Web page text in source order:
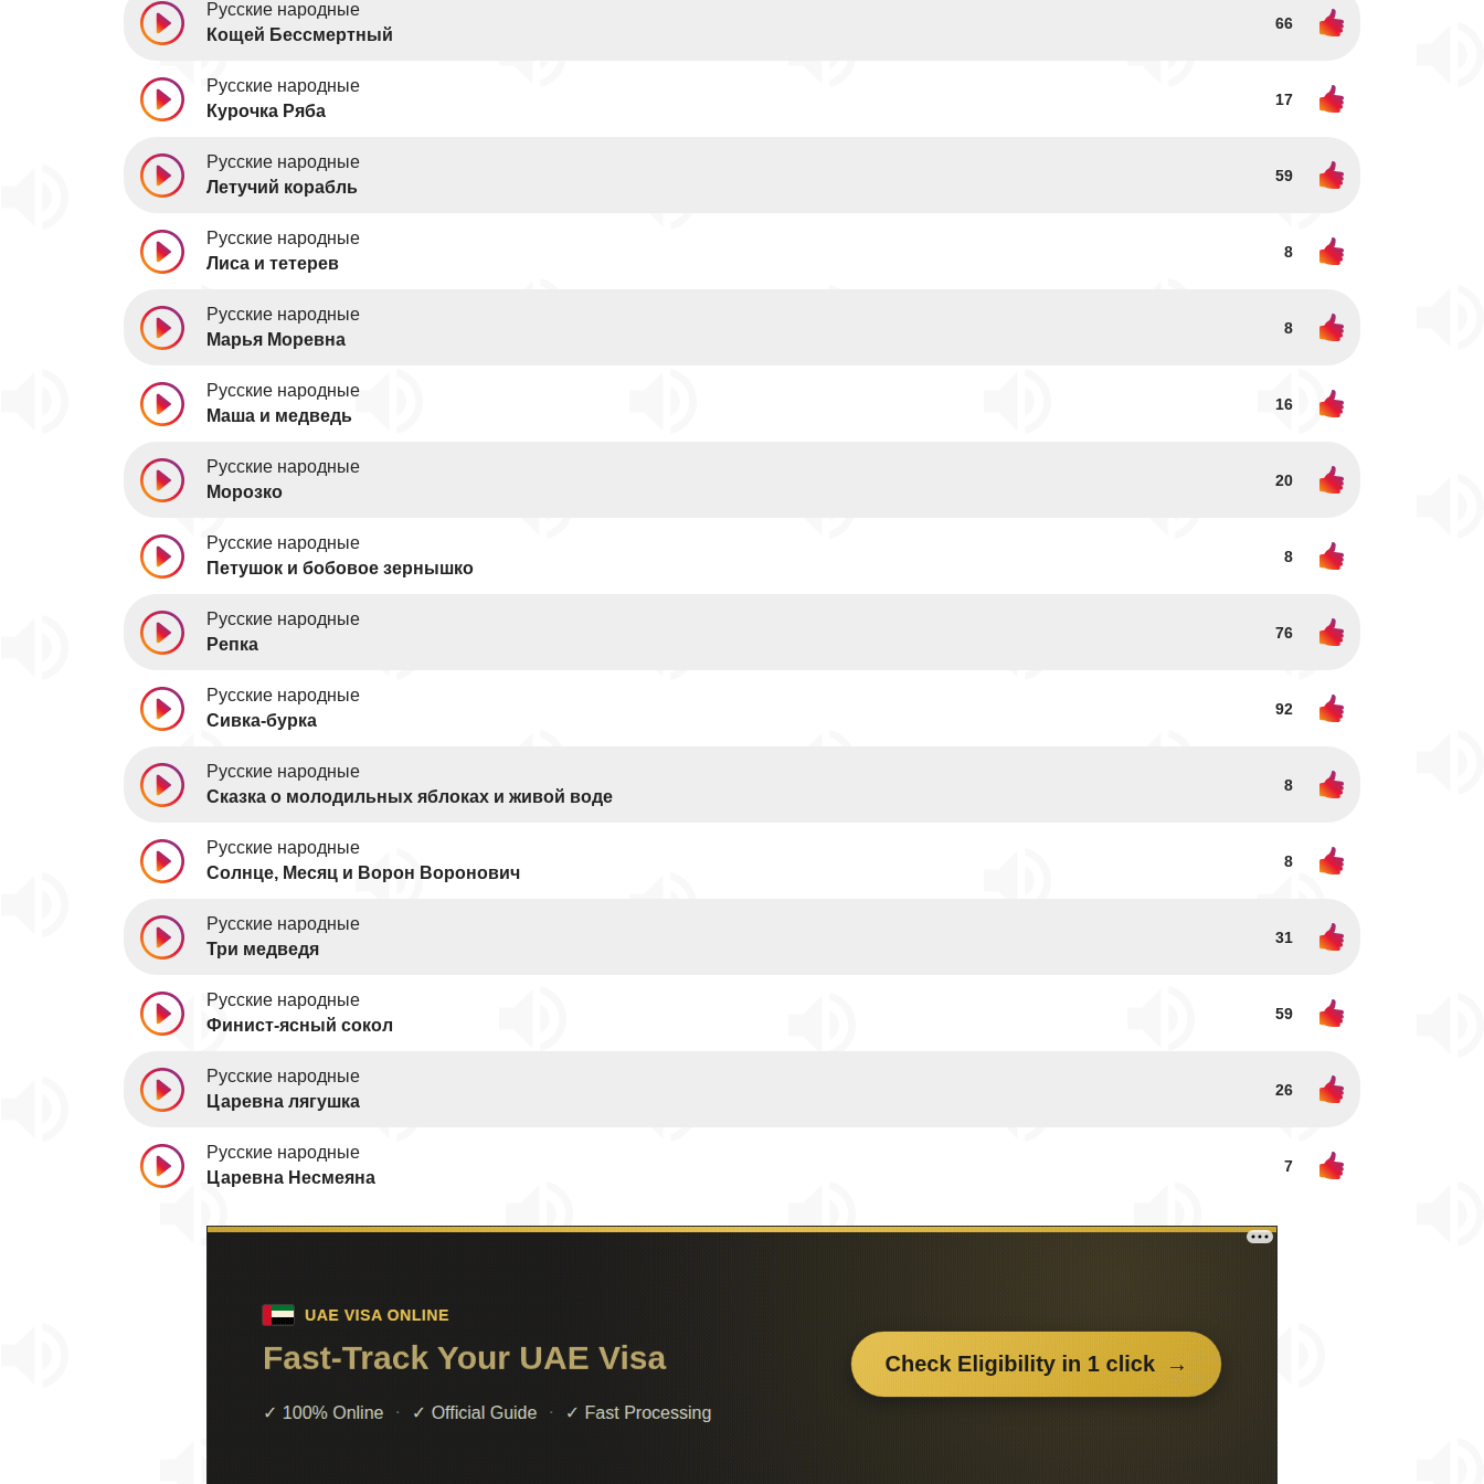
Русские народные
Кощей Бессмертный
66
Русские народные
Курочка Ряба
17
Русские народные
Летучий корабль
59
Русские народные
Лиса и тетерев
8
Русские народные
Марья Моревна
8
Русские народные
Маша и медведь
16
Русские народные
Морозко
20
Русские народные
Петушок и бобовое зернышко
8
Русские народные
Репка
76
Русские народные
Сивка-бурка
92
Русские народные
Сказка о молодильных яблоках и живой воде
8
Русские народные
Солнце, Месяц и Ворон Воронович
8
Русские народные
Три медведя
31
Русские народные
Финист-ясный сокол
59
Русские народные
Царевна лягушка
26
Русские народные
Царевна Несмеяна
7